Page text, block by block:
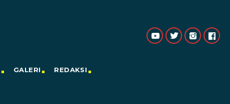
GALERI REDAKSI